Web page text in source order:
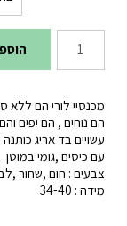
כמות
של
קצרים
,מכנסיי
לורי
מכנסיי לורי הם ללא
הם נוחים , הם יפים
עשויים בד אריג
עם כיסים ,גומי
צבעים : חום ,שחור
מידה : 34-40